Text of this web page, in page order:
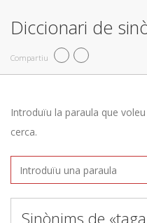
Diccionari de
Compartiu
Introduïu la paraula que
cerca.
Sinònims de